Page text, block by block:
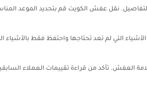
نقل عفش الكويت قم بتحديد الموعد المناسب
التي لم تعد تحتاجها واحتفظ فقط بالأشياء
تأكد من قراءة تقييمات العملاء